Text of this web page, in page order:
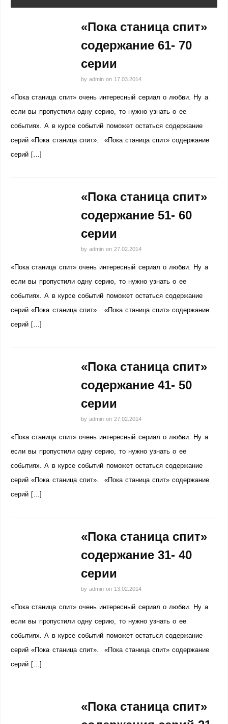
«Пока станица спит»
содержание 61- 70
серии
by admin on 17.03.2014
«Пока станица спит» очень интересный сериал о любви. Ну а
если вы пропустили одну серию, то нужно узнать о ее
событиях. А в курсе событий поможет остаться содержание
серий «Пока станица спит». «Пока станица спит» содержание
серий […]
«Пока станица спит»
содержание 51- 60
серии
by admin on 27.02.2014
«Пока станица спит» очень интересный сериал о любви. Ну а
если вы пропустили одну серию, то нужно узнать о ее
событиях. А в курсе событий поможет остаться содержание
серий «Пока станица спит». «Пока станица спит» содержание
серий […]
«Пока станица спит»
содержание 41- 50
серии
by admin on 27.02.2014
«Пока станица спит» очень интересный сериал о любви. Ну а
если вы пропустили одну серию, то нужно узнать о ее
событиях. А в курсе событий поможет остаться содержание
серий «Пока станица спит». «Пока станица спит» содержание
серий […]
«Пока станица спит»
содержание 31- 40
серии
by admin on 13.02.2014
«Пока станица спит» очень интересный сериал о любви. Ну а
если вы пропустили одну серию, то нужно узнать о ее
событиях. А в курсе событий поможет остаться содержание
серий «Пока станица спит». «Пока станица спит» содержание
серий […]
«Пока станица спит»